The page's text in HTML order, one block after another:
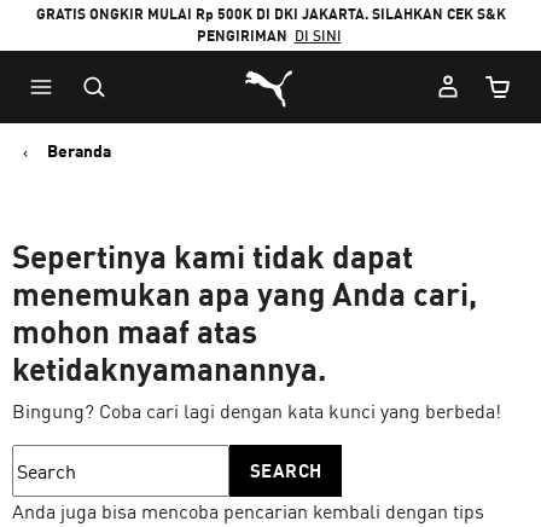
GRATIS ONGKIR MULAI Rp 500K DI DKI JAKARTA. SILAHKAN CEK S&K
PENGIRIMAN DI SINI
Puma Beranda
Beranda
Sepertinya kami tidak dapat
menemukan apa yang Anda cari,
mohon maaf atas
ketidaknyamanannya.
Bingung? Coba cari lagi dengan kata kunci yang berbeda!
SEARCH
Anda juga bisa mencoba pencarian kembali dengan tips